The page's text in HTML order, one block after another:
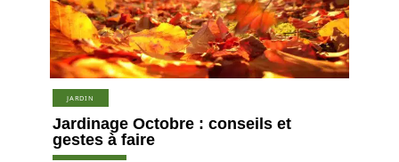
JARDIN
Jardinage Octobre : conseils et
gestes à faire